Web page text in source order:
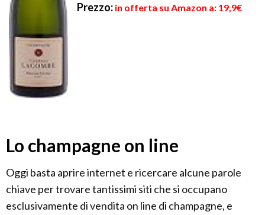
Prezzo: in offerta su Amazon a: 19,9€
Lo champagne on line
Oggi basta aprire internet e ricercare alcune parole
chiave per trovare tantissimi siti che si occupano
esclusivamente di vendita on line di champagne, e